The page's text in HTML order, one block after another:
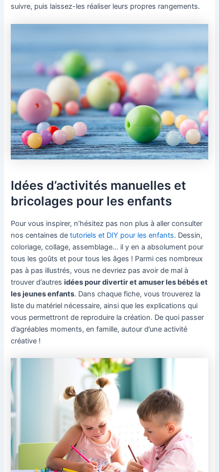
suivre, puis laissez-les réaliser leurs propres rangements.
Idées d’activités manuelles et
bricolages pour les enfants
Pour vous inspirer, n’hésitez pas non plus à aller consulter
nos centaines detutoriels et DIY pour les enfants. Dessin,
coloriage, collage, assemblage… il y en a absolument pour
tous les goûts et pour tous les âges ! Parmi ces nombreux
pas à pas illustrés, vous ne devriez pas avoir de mal à
trouver d’autresidées pour divertir et amuser les bébés et
les jeunes enfants. Dans chaque fiche, vous trouverez la
liste du matériel nécessaire, ainsi que les explications qui
vous permettront de reproduire la création. De quoi passer
d’agréables moments, en famille, autour d’une activité
créative !